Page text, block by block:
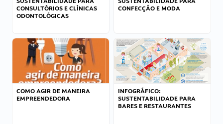
CONSULTÓRIOS E CLÍNICAS
ODONTOLÓGICAS
CONFECÇÃO E MODA
COMO AGIR DE MANEIRA
EMPREENDEDORA
INFOGRÁFICO:
SUSTENTABILIDADE PARA
BARES E RESTAURANTES